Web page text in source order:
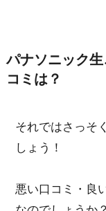
パナソニック
コミは？
それではさっそ
しょう！
悪い口コミ・良